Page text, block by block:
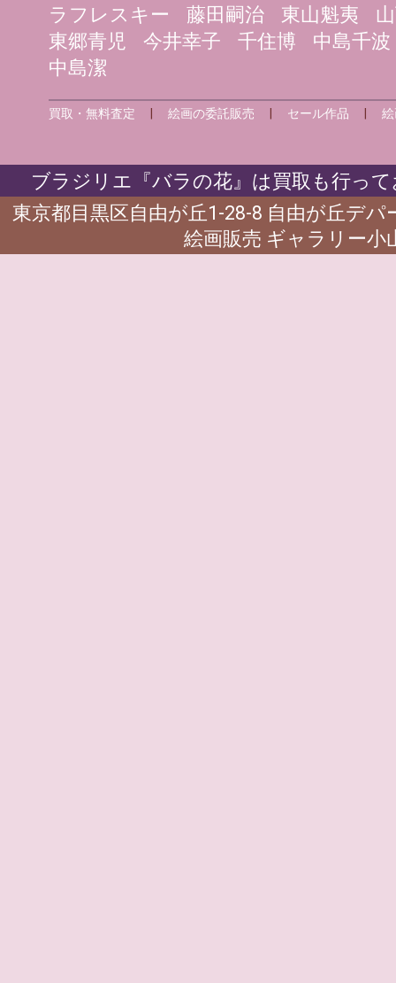
ラフレスキー
藤田嗣治 東山魁夷
東郷青児
今井幸子 千住博
中島千波
中島潔
買取・無料査定 |絵画の委託販売 セール作品 |
ブラジリエ『バラの花』は買取も行っ
東京都目黒区自由が丘1-28-8 自由が丘デ
絵画販売 ギャラリー小